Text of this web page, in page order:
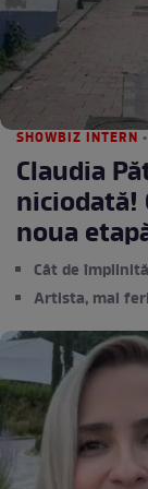
SHOWBIZ INTERN
Claudia
niciodată!
noua
Cât de
Artista, mai